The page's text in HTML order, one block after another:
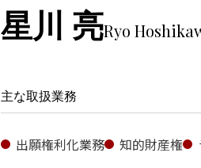
星川 亮Ryo
主な取扱業務
出願権利化業務 知的財産権